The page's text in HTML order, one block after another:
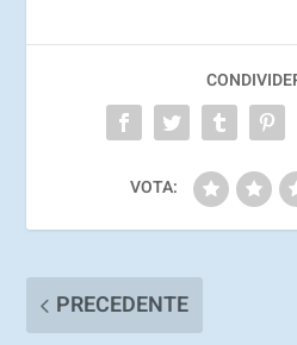
VOTA:
PRECEDENTE